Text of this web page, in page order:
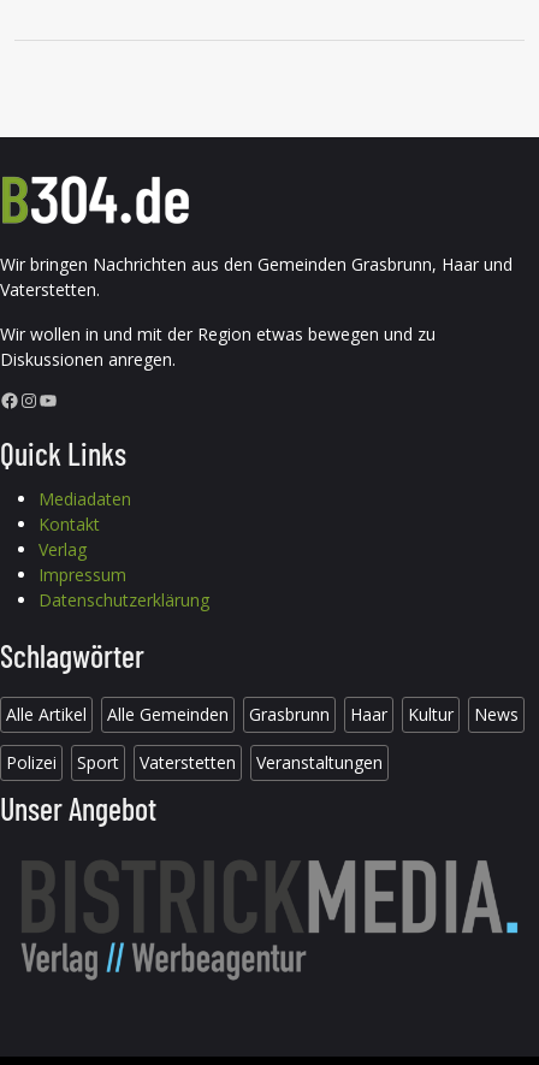
Wir bringen Nachrichten aus den Gemeinden Grasbrunn, Haar und
Vaterstetten.
Wir wollen in und mit der Region etwas bewegen und zu
Diskussionen anregen.
Facebook InstagramYouTube
Quick Links
Mediadaten
Kontakt
Verlag
Impressum
Datenschutzerklärung
Schlagwörter
Alle Artikel Alle Gemeinden Grasbrunn Haar Kultur News
Polizei Sport Vaterstetten Veranstaltungen
Unser Angebot